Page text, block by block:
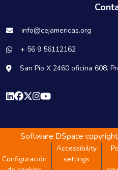
info@cejamericas.org
+ 56 9 56112162
San Pio X 2460 oficina 608.
Software DSpace
Configuración
Accessibility
settings